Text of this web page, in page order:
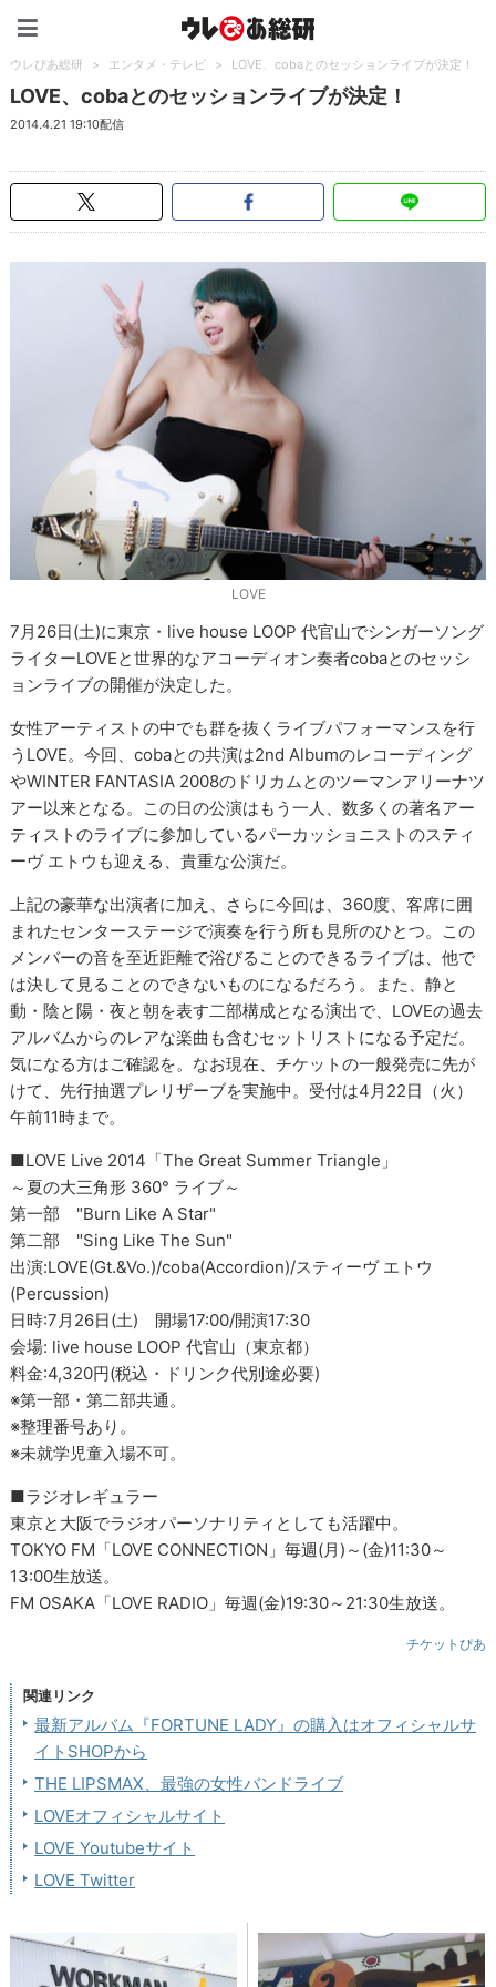
ウレぴあ総研 > エンタメ・テレビ > LOVE、cobaとのセッションライブが決定！
LOVE、cobaとのセッションライブが決定！
2014.4.21 19:10配信
LOVE
7月26日(土)に東京・live house LOOP 代官山でシンガーソング
ライターLOVEと世界的なアコーディオン奏者cobaとのセッシ
ョンライブの開催が決定した。
女性アーティストの中でも群を抜くライブパフォーマンスを行
うLOVE。今回、cobaとの共演は2nd Albumのレコーディング
やWINTER FANTASIA 2008のドリカムとのツーマンアリーナツ
アー以来となる。この日の公演はもう一人、数多くの著名アー
ティストのライブに参加しているパーカッショニストのスティ
ーヴ エトウも迎える、貴重な公演だ。
上記の豪華な出演者に加え、さらに今回は、360度、客席に囲
まれたセンターステージで演奏を行う所も見所のひとつ。この
メンバーの音を至近距離で浴びることのできるライブは、他で
は決して見ることのできないものになるだろう。また、静と
動・陰と陽・夜と朝を表す二部構成となる演出で、LOVEの過去
アルバムからのレアな楽曲も含むセットリストになる予定だ。
気になる方はご確認を。なお現在、チケットの一般発売に先が
けて、先行抽選プレリザーブを実施中。受付は4月22日（火）
午前11時まで。
■LOVE Live 2014「The Great Summer Triangle」
～夏の大三角形 360° ライブ～
第一部 "Burn Like A Star"
第二部 "Sing Like The Sun"
出演:LOVE(Gt.&Vo.)/coba(Accordion)/スティーヴ エトウ
(Percussion)
日時:7月26日(土) 開場17:00/開演17:30
会場: live house LOOP 代官山（東京都）
料金:4,320円(税込・ドリンク代別途必要)
※第一部・第二部共通。
※整理番号あり。
※未就学児童入場不可。
■ラジオレギュラー
東京と大阪でラジオパーソナリティとしても活躍中。
TOKYO FM「LOVE CONNECTION」毎週(月)～(金)11:30～
13:00生放送。
FM OSAKA「LOVE RADIO」毎週(金)19:30～21:30生放送。
チケットぴあ
関連リンク
最新アルバム『FORTUNE LADY』の購入はオフィシャルサ
イトSHOPから
THE LIPSMAX、最強の女性バンドライブ
LOVEオフィシャルサイト
LOVE Youtubeサイト
LOVE Twitter